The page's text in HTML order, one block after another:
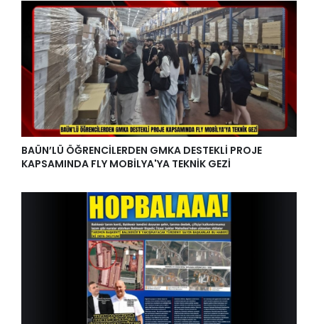
BAÜN’LÜ ÖĞRENCİLERDEN GMKA DESTEKLİ PROJE
KAPSAMINDA FLY MOBİLYA'YA TEKNİK GEZİ